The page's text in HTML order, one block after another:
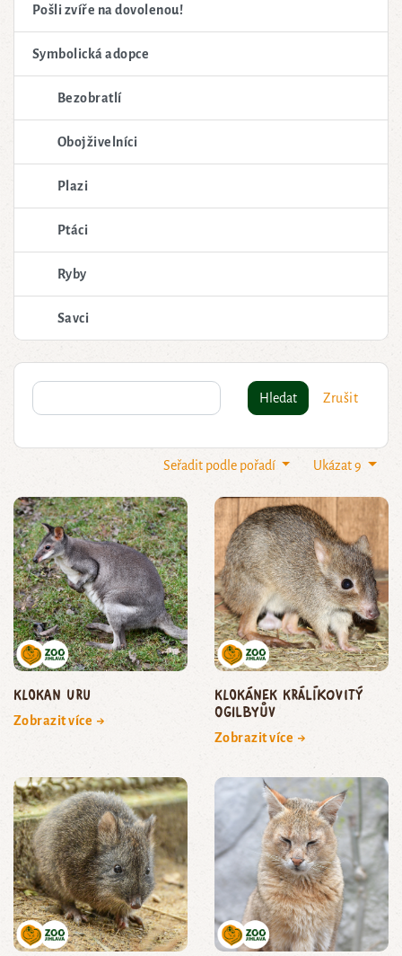
Pošli zvíře na dovolenou!
Symbolická adopce
Bezobratlí
Obojživelníci
Plazi
Ptáci
Ryby
Savci
Hledat Zrušit
Ukázat 9
Seřadit podle pořadí
klokan uru
Zobrazit více →
klokánek králíkovitý
Ogilbyův
Zobrazit více →